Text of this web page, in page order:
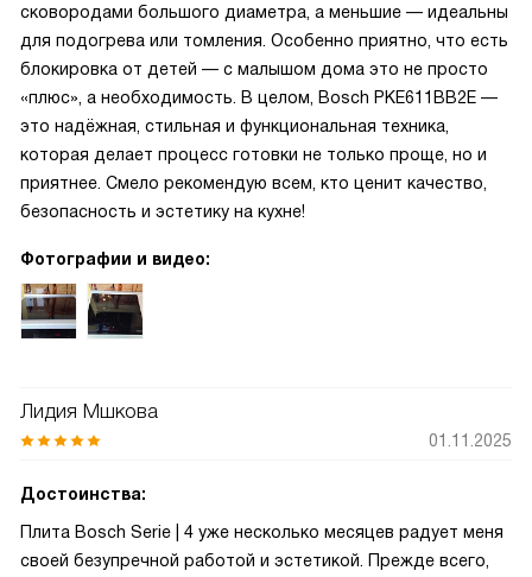
сковородами большого диаметра, а меньшие — идеальны
для подогрева или томления. Особенно приятно, что есть
блокировка от детей — с малышом дома это не просто
«плюс», а необходимость. В целом, Bosch PKE611BB2E —
это надёжная, стильная и функциональная техника,
которая делает процесс готовки не только проще, но и
приятнее. Смело рекомендую всем, кто ценит качество,
безопасность и эстетику на кухне!
Фотографии и видео:
Лидия Мшкова
01.11.2025
Достоинства:
Плита Bosch Serie | 4 уже несколько месяцев радует меня
своей безупречной работой и эстетикой. Прежде всего,